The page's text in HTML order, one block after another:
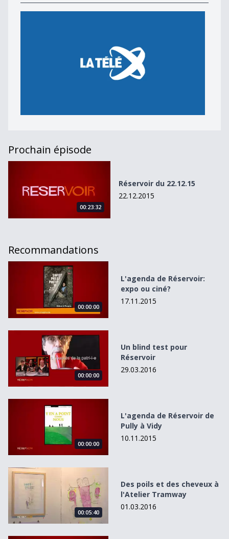
Prochain épisode
00:23:32
Réservoir du 22.12.15
22.12.2015
Recommandations
L&#039;agenda de Réservoir: expo ou ciné?
00:00:00
L'agenda de Réservoir:
expo ou ciné?
17.11.2015
Un blind test pour Réservoir
00:00:00
Un blind test pour
Réservoir
29.03.2016
L&#039;agenda de Réservoir de Pully à Vidy
00:00:00
L'agenda de Réservoir de
Pully à Vidy
10.11.2015
Des poils et des cheveux à l&#039;Atelier Tramway
00:05:40
Des poils et des cheveux à
l'Atelier Tramway
01.03.2016